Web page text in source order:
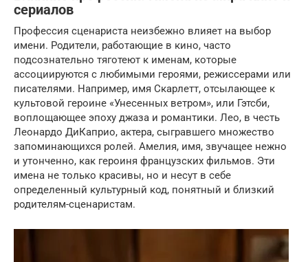
сериалов
Профессия сценариста неизбежно влияет на выбор
имени. Родители, работающие в кино, часто
подсознательно тяготеют к именам, которые
ассоциируются с любимыми героями, режиссерами или
писателями. Например, имя Скарлетт, отсылающее к
культовой героине «Унесенных ветром», или Гэтсби,
воплощающее эпоху джаза и романтики. Лео, в честь
Леонардо ДиКаприо, актера, сыгравшего множество
запоминающихся ролей. Амелия, имя, звучащее нежно
и утонченно, как героиня французских фильмов. Эти
имена не только красивы, но и несут в себе
определенный культурный код, понятный и близкий
родителям-сценаристам.